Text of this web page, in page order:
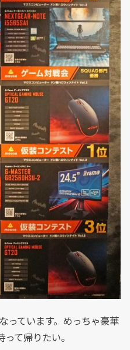
っています。めっちゃ豪華
て帰りたい。